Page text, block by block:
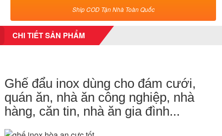
Ship COD Tận Nhà Toàn Quốc
CHI TIẾT SẢN PHẨM
Ghế đẩu inox dùng cho đám cưới,
quán ăn, nhà ăn công nghiệp, nhà
hàng, căn tin, nhà ăn gia đình...